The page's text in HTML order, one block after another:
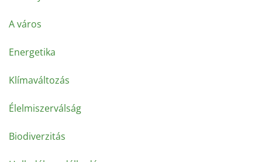
A város
Energetika
Klímaváltozás
Élelmiszerválság
Biodiverzitás